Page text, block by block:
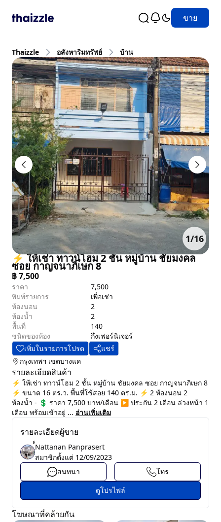
ขาย
Thaizzle อสังหาริมทรัพย์ บ้าน
1/16
⚡ ให้เช่า ทาวน์โฮม 2 ชั้น หมู่บ้าน ชัยมงคล
ซอย กาญจนาภิเษก 8
฿7,500
ราคา
7,500
พิมพ์รายการ
เพื่อเช่า
ห้องนอน
2
ห้องน้ำ
2
พื้นที่
140
ชนิดของห้อง
กึ่งเฟอร์นิเจอร์
เพิ่มในรายการโปรด
แชร์
กรุงเทพฯ เขตบางแค
รายละเอียดสินค้า
⚡ ให้เช่า ทาวน์โฮม 2 ชั้น หมู่บ้าน ชัยมงคล ซอย กาญจนาภิเษก 8
⚡ ขนาด 16 ตร.ว. พื้นที่ใช้สอย 140 ตร.ม. ⚡ 2 ห้องนอน 2
ห้องน้ำ - 💲 ราคา 7,500 บาท/เดือน ▶️ ประกัน 2 เดือน ล่วงหน้า 1
เดือน พร้อมเข้าอยู่ ... อ่านเพิ่มเติม
รายละเอียดผู้ขาย
์์Nattanan Panprasert
สมาชิกตั้งแต่ 12/09/2023
สนทนา
โทร
ดูโปรไฟล์
โฆษณาที่คล้ายกัน